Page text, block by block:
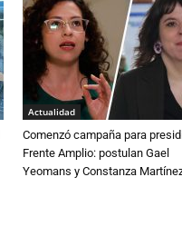
Actualidad
Comenzó campaña para
Frente Amplio: postulan Gael
Yeomans y Constanza